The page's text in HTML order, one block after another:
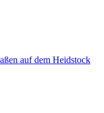
auf dem Heidstock